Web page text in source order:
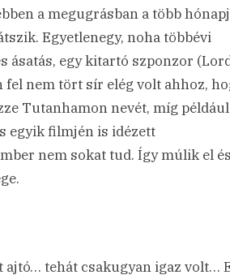
a megugrásban a több
Egyetlenegy, noha többévi
ásatás, egy kitartó szponzor
fel nem tört sír elég volt ahhoz,
Tutanhamon nevét, míg
egyik filmjén is idézett
nem sokat tud. Így múlik el
ajtó… tehát csakugyan igaz volt…